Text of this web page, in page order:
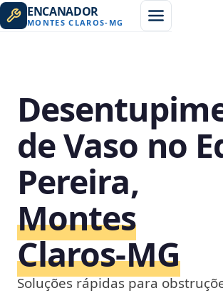
ENCANADOR
MONTES CLAROS- MG
de Vaso no
Pereira,
Montes
Claros‑MG
Soluções rápidas para